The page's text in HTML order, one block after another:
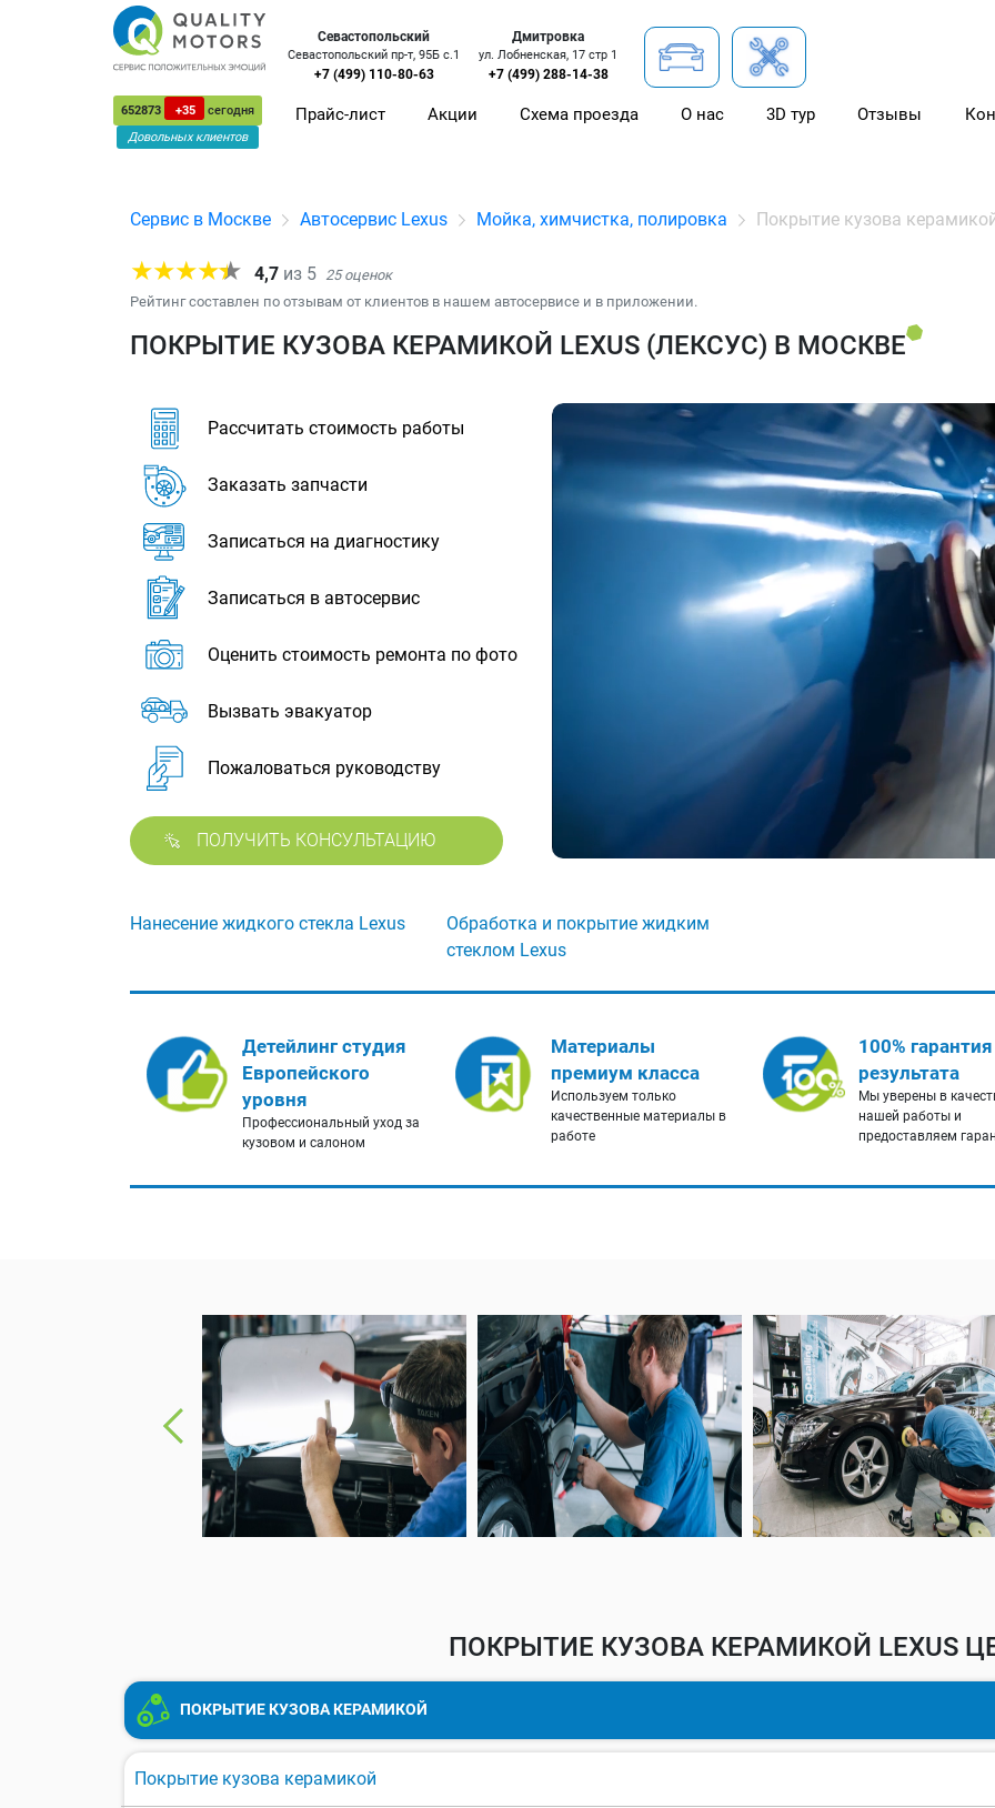
652873 +35
сегодня
Довольных клиентов
Севастопольский
Севастопольский пр-т, 95Б с.1
+7 (499) 110-80-63
Дмитровка
ул. Лобненская, 17 стр 1
+7 (499) 288-14-38
Прайс-лист Акции Схема проезда О нас 3D тур Отзывы
Сервис в Москве Автосервис Lexus Мойка, химчистка, полировка Покрытие кузова
4,7 из 5 25оценок
Рейтинг составлен по отзывам от клиентов в нашем автосервисе и в приложении.
ПОКРЫТИЕ КУЗОВА КЕРАМИКОЙ LEXUS (ЛЕКСУС) В МОСКВЕ
Рассчитать стоимость работы
Заказать запчасти
Записаться на диагностику
Записаться в автосервис
Оценить стоимость ремонта по фото
Вызвать эвакуатор
Пожаловаться руководству
ПОЛУЧИТЬ КОНСУЛЬТАЦИЮ
Нанесение жидкого стекла Lexus
Обработка и покрытие жидким
стеклом Lexus
Детейлинг студия
Европейского
уровня
Профессиональный уход за
кузовом и салоном
Материалы
премиум класса
Используем только
качественные материалы в
работе
100% гарантия
результата
Мы уверены в
нашей работы и
предоставляем
ПОКРЫТИЕ КУЗОВА КЕРАМИКОЙ LEXUS
ПОКРЫТИЕ КУЗОВА КЕРАМИКОЙ
Покрытие кузова керамикой